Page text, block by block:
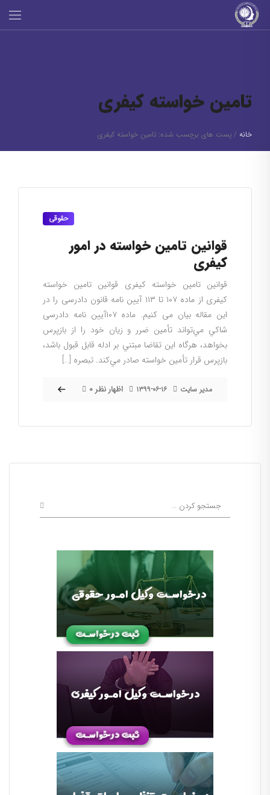
تامین خواسته کیفری
خانه / پست های برچسب شده: تامین خواسته کیفری
حقوقی
قوانین تامین خواسته در امور
کیفری
قوانین تامین خواسته کیفری قوانین تامین خواسته
کیفری از ماده ۱۰۷ تا ۱۱۳ آیین نامه قانون دادرسی را در
این مقاله بیان می کنیم. ماده ۱۰۷آیین نامه دادرسی
شاكي مي‌تواند تأمين ضرر و زيان خود را از بازپرس
بخواهد، هرگاه اين تقاضا مبتني بر ادله قابل قبول باشد،
بازپرس قرار تأمين خواسته صادر مي‌كند. تبصره […]
مدیر سایت ۱۳۹۹-۰۶-۱۶ ۰ اظهار نظر